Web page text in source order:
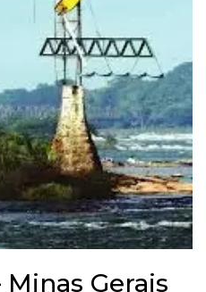
Minas Gerais